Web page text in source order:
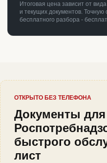
Итоговая цена зависит от
и текущих документов. Точную
бесплатного разбора -
ОТКРЫТО БЕЗ ТЕЛЕФОНА
Документы
быстрого
лист